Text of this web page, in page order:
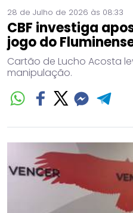
28 de Julho de 2026 às 08:33
CBF investiga
jogo do
Cartão de Lucho Acosta
manipulação.